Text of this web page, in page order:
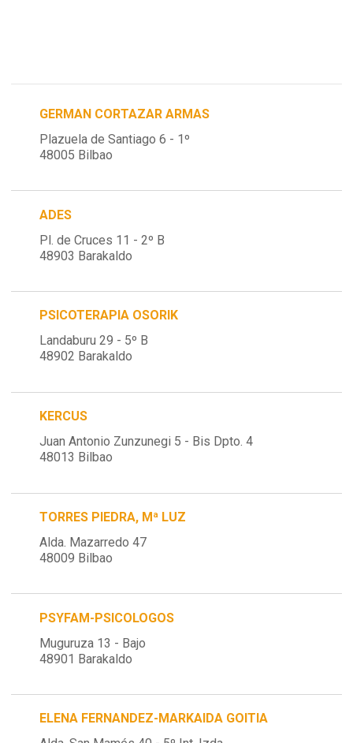
GERMAN CORTAZAR ARMAS
Plazuela de Santiago 6 - 1º
48005 Bilbao
ADES
Pl. de Cruces 11 - 2º B
48903 Barakaldo
PSICOTERAPIA OSORIK
Landaburu 29 - 5º B
48902 Barakaldo
KERCUS
Juan Antonio Zunzunegi 5 - Bis Dpto. 4
48013 Bilbao
TORRES PIEDRA, Mª LUZ
Alda. Mazarredo 47
48009 Bilbao
PSYFAM-PSICOLOGOS
Muguruza 13 - Bajo
48901 Barakaldo
ELENA FERNANDEZ-MARKAIDA GOITIA